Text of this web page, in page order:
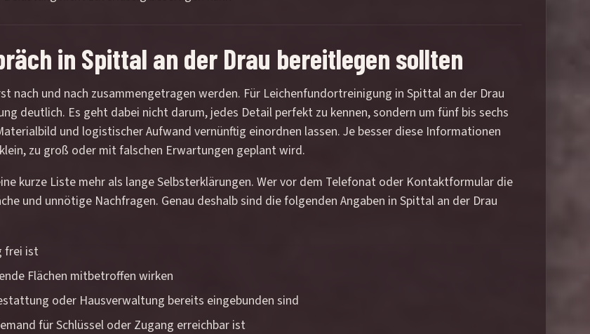
in Spittal an der Drau bereitlegen sollten
nach und nach zusammengetragen werden. Für Leichenfundortreinigung in Spittal an der Drau
deutlich. Es geht dabei nicht darum, jedes Detail perfekt zu kennen, sondern um fünf bis sechs
und logistischer Aufwand vernünftig einordnen lassen. Je besser diese Informationen
zu groß oder mit falschen Erwartungen geplant wird.
kurze Liste mehr als lange Selbsterklärungen. Wer vor dem Telefonat oder Kontaktformular die
und unnötige Nachfragen. Genau deshalb sind die folgenden Angaben in Spittal an der Drau
frei ist
Flächen mitbetroffen wirken
oder Hausverwaltung bereits eingebunden sind
für Schlüssel oder Zugang erreichbar ist